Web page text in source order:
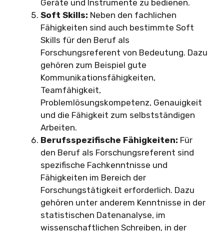
Geräte und Instrumente zu bedienen.
Soft Skills: Neben den fachlichen
Fähigkeiten sind auch bestimmte Soft
Skills für den Beruf als
Forschungsreferent von Bedeutung. Dazu
gehören zum Beispiel gute
Kommunikationsfähigkeiten,
Teamfähigkeit,
Problemlösungskompetenz, Genauigkeit
und die Fähigkeit zum selbstständigen
Arbeiten.
Berufsspezifische Fähigkeiten: Für
den Beruf als Forschungsreferent sind
spezifische Fachkenntnisse und
Fähigkeiten im Bereich der
Forschungstätigkeit erforderlich. Dazu
gehören unter anderem Kenntnisse in der
statistischen Datenanalyse, im
wissenschaftlichen Schreiben, in der